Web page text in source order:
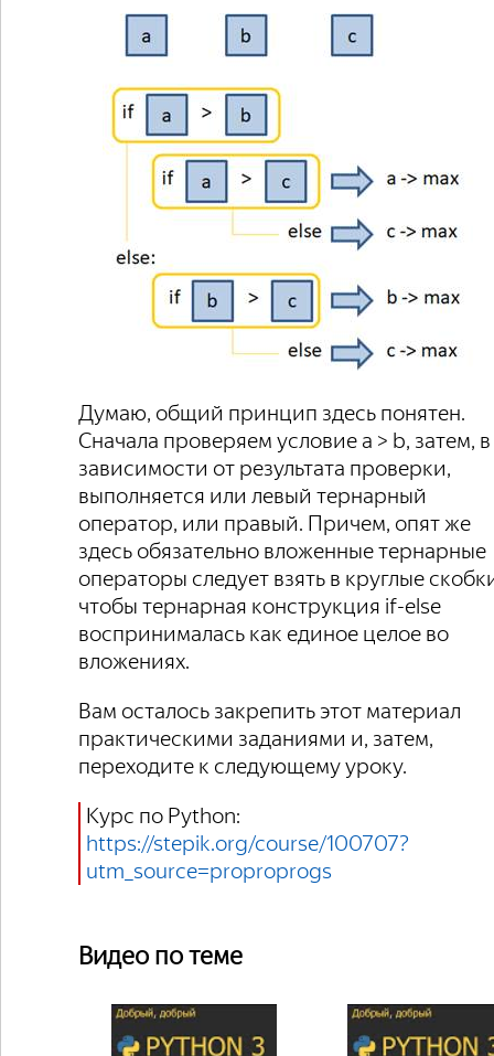
Думаю, общий принцип здесь понятен.
Сначала проверяем условие a > b, затем, в
зависимости от результата проверки,
выполняется или левый тернарный
оператор, или правый. Причем, опят же
здесь обязательно вложенные тернарные
операторы следует взять в круглые
чтобы тернарная конструкция if-else
воспринималась как единое целое во
вложениях.
Вам осталось закрепить этот материал
практическими заданиями и, затем,
переходите к следующему уроку.
Курс по Python:
https://stepik.org/course/100707?
utm_source=proproprogs
Видео по теме